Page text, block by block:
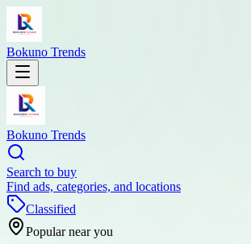
Bokuno Trends
Bokuno Trends
Search to buy
Find ads, categories, and locations
Classified
Popular near you